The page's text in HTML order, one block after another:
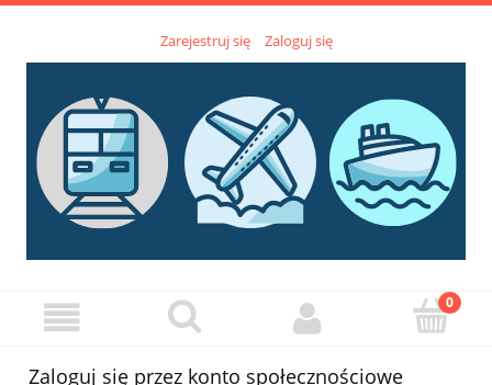
Zarejestruj się Zaloguj się
Zaloguj się przez konto społecznościowe